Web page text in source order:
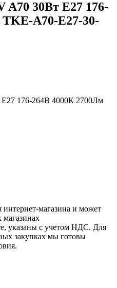
30Вт Е27 176-
A70-E27-30-
176-264В 4000К 2700Лм
интернет-магазина и может
магазинах
указаны с учетом НДС. Для
закупках мы готовы